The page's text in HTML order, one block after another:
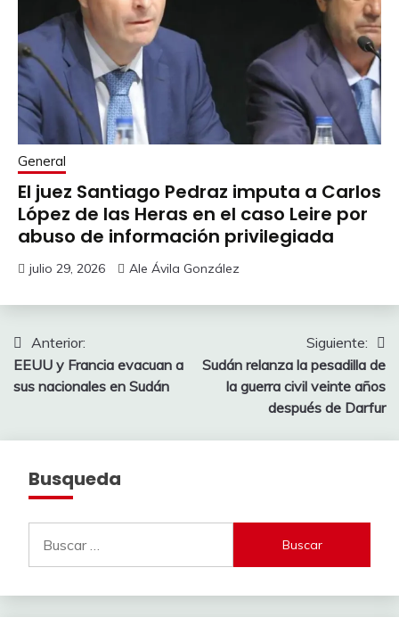
General
El juez Santiago Pedraz imputa a Carlos
López de las Heras en el caso Leire por
abuso de información privilegiada
julio 29, 2026 Ale Ávila González
Navegación
de
Anterior:
EEUU y Francia evacuan a
sus nacionales en Sudán
Siguiente:
Sudán relanza la pesadilla de
la guerra civil veinte años
después de Darfur
Busqueda